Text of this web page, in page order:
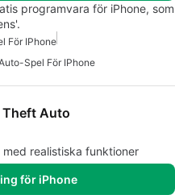
programvara för iPhone, som
För IPhone
Spel För IPhone
Theft Auto
realistiska funktioner
för iPhone